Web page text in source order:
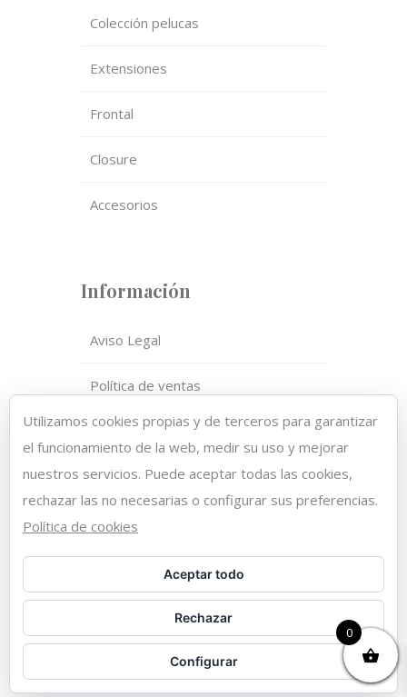
Colección pelucas
Extensiones
Frontal
Closure
Accesorios
Información
Aviso Legal
Política de ventas
Política de privacidad
Política de cookies
Copyright 2021 © DAHIANA HAIR
CENTER | Diseño web
DISEÑOTIENDAONLINE.ES
0
Utilizamos cookies propias y de terceros para garantizar
el funcionamiento de la web, medir su uso y mejorar
nuestros servicios. Puede aceptar todas las cookies,
rechazar las no necesarias o configurar sus preferencias.
Política de cookies
Aceptar todo
Rechazar
Configurar